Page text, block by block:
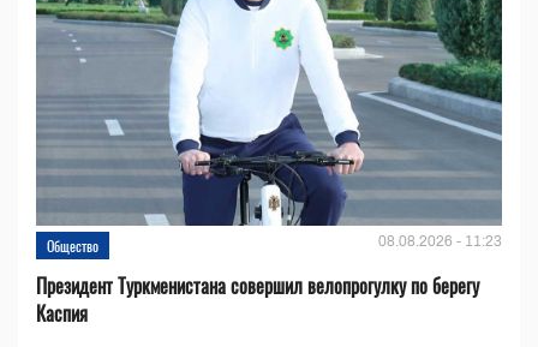
Общество 08.08.2026 - 11:23
Президент Туркменистана совершил велопрогулку по берегу
Каспия